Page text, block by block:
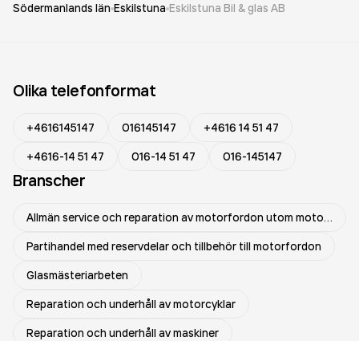
Södermanlands län Eskilstuna Eskilstuna Bil & glas AB
Olika telefonformat
+4616145147 016145147
+4616 14 51 47
+4616-14 51 47
016-14 51 47 016-145147
Branscher
Allmän service och reparation av motorfordon utom motorcyklar
Partihandel med reservdelar och tillbehör till motorfordon
Glasmästeriarbeten
Reparation och underhåll av motorcyklar
Reparation och underhåll av maskiner